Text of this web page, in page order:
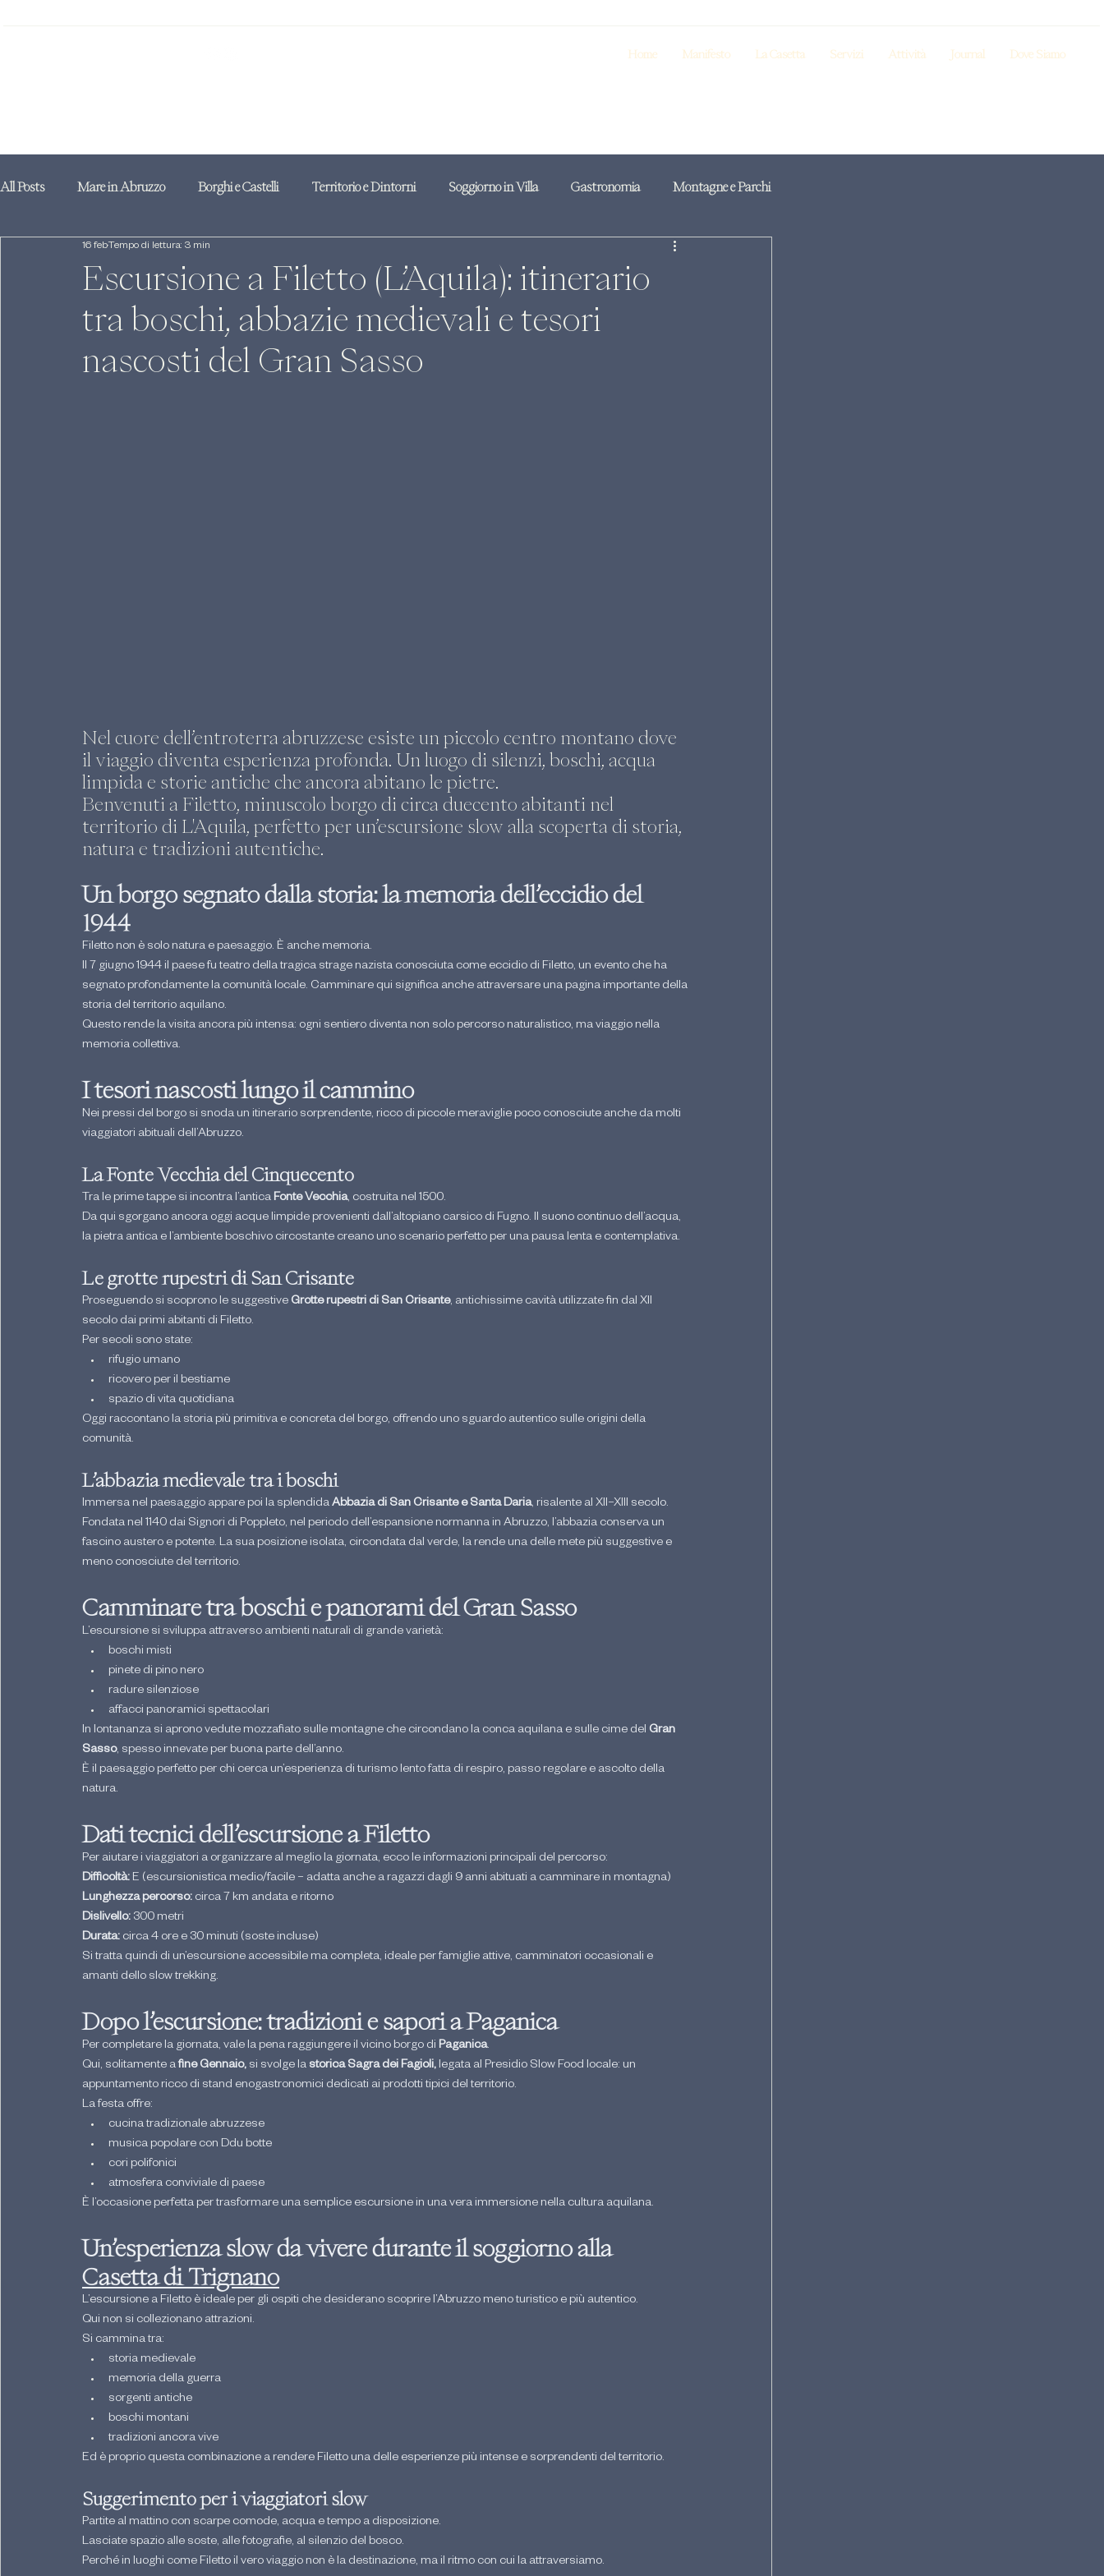
Home Manifesto La Casetta Servizi Attività Journal Dove Siamo
All Posts Mare in Abruzzo Borghi e Castelli Territorio e Dintorni Soggiorno in Villa Gastronomia Montagne e Parchi
Escursione a Filetto (L’Aquila): itinerario
tra boschi, abbazie medievali e tesori
nascosti del Gran Sasso
16 feb Tempo di lettura: 3 min
Nel cuore dell’entroterra abruzzese esiste un piccolo centro montano dove
il viaggio diventa esperienza profonda. Un luogo di silenzi, boschi, acqua
limpida e storie antiche che ancora abitano le pietre.
Benvenuti a Filetto, minuscolo borgo di circa duecento abitanti nel
territorio di L'Aquila, perfetto per un’escursione slow alla scoperta di storia,
natura e tradizioni autentiche.
Un borgo segnato dalla storia: la memoria dell’eccidio del
1944
Filetto non è solo natura e paesaggio. È anche memoria.
Il 7 giugno 1944 il paese fu teatro della tragica strage nazista conosciuta come eccidio di Filetto, un evento che ha
segnato profondamente la comunità locale. Camminare qui significa anche attraversare una pagina importante della
storia del territorio aquilano.
Questo rende la visita ancora più intensa: ogni sentiero diventa non solo percorso naturalistico, ma viaggio nella
memoria collettiva.
I tesori nascosti lungo il cammino
Nei pressi del borgo si snoda un itinerario sorprendente, ricco di piccole meraviglie poco conosciute anche da molti
viaggiatori abituali dell’Abruzzo.
La Fonte Vecchia del Cinquecento
Tra le prime tappe si incontra l’antica Fonte Vecchia, costruita nel 1500.
Da qui sgorgano ancora oggi acque limpide provenienti dall’altopiano carsico di Fugno. Il suono continuo dell’acqua,
la pietra antica e l’ambiente boschivo circostante creano uno scenario perfetto per una pausa lenta e contemplativa.
Le grotte rupestri di San Crisante
Proseguendo si scoprono le suggestive Grotte rupestri di San Crisante, antichissime cavità utilizzate fin dal XII
secolo dai primi abitanti di Filetto.
Per secoli sono state:
rifugio umano
ricovero per il bestiame
spazio di vita quotidiana
Oggi raccontano la storia più primitiva e concreta del borgo, offrendo uno sguardo autentico sulle origini della
comunità.
L’abbazia medievale tra i boschi
Immersa nel paesaggio appare poi la splendida Abbazia di San Crisante e Santa Daria, risalente al XII–XIII secolo.
Fondata nel 1140 dai Signori di Poppleto, nel periodo dell’espansione normanna in Abruzzo, l’abbazia conserva un
fascino austero e potente. La sua posizione isolata, circondata dal verde, la rende una delle mete più suggestive e
meno conosciute del territorio.
Camminare tra boschi e panorami del Gran Sasso
L’escursione si sviluppa attraverso ambienti naturali di grande varietà:
boschi misti
pinete di pino nero
radure silenziose
affacci panoramici spettacolari
In lontananza si aprono vedute mozzafiato sulle montagne che circondano la conca aquilana e sulle cime del Gran
Sasso, spesso innevate per buona parte dell’anno.
È il paesaggio perfetto per chi cerca un’esperienza di turismo lento fatta di respiro, passo regolare e ascolto della
natura.
Dati tecnici dell’escursione a Filetto
Per aiutare i viaggiatori a organizzare al meglio la giornata, ecco le informazioni principali del percorso:
Difficoltà: E (escursionistica medio/facile – adatta anche a ragazzi dagli 9 anni abituati a camminare in montagna)
Lunghezza percorso: circa 7 km andata e ritorno
Dislivello: 300 metri
Durata: circa 4 ore e 30 minuti (soste incluse)
Si tratta quindi di un’escursione accessibile ma completa, ideale per famiglie attive, camminatori occasionali e
amanti dello slow trekking.
Dopo l’escursione: tradizioni e sapori a Paganica
Per completare la giornata, vale la pena raggiungere il vicino borgo di Paganica.
Qui, solitamente a fine Gennaio, si svolge la storica Sagra dei Fagioli, legata al Presidio Slow Food locale: un
appuntamento ricco di stand enogastronomici dedicati ai prodotti tipici del territorio.
La festa offre:
cucina tradizionale abruzzese
musica popolare con Ddu botte
cori polifonici
atmosfera conviviale di paese
È l’occasione perfetta per trasformare una semplice escursione in una vera immersione nella cultura aquilana.
Un’esperienza slow da vivere durante il soggiorno alla
Casetta di Trignano
L’escursione a Filetto è ideale per gli ospiti che desiderano scoprire l’Abruzzo meno turistico e più autentico.
Qui non si collezionano attrazioni.
Si cammina tra:
storia medievale
memoria della guerra
sorgenti antiche
boschi montani
tradizioni ancora vive
Ed è proprio questa combinazione a rendere Filetto una delle esperienze più intense e sorprendenti del territorio.
Suggerimento per i viaggiatori slow
Partite al mattino con scarpe comode, acqua e tempo a disposizione.
Lasciate spazio alle soste, alle fotografie, al silenzio del bosco.
Perché in luoghi come Filetto il vero viaggio non è la destinazione, ma il ritmo con cui la attraversiamo.